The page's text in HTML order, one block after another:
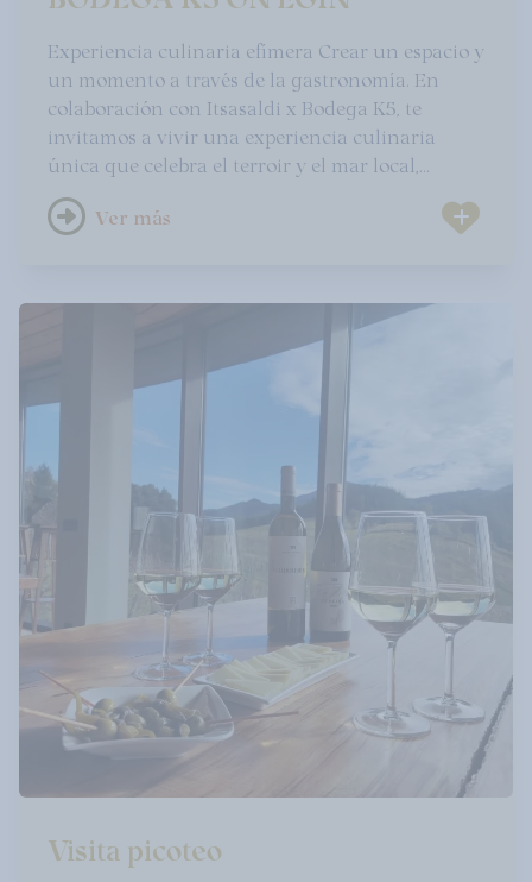
Experiencia culinaria efímera Crear un espacio y
un momento a través de la gastronomía. En
colaboración con Itsasaldi x Bodega K5, te
invitamos a vivir una experiencia culinaria
única que celebra el terroir y el mar local,
poniendo en valor la excelencia artesanal y el
producto de proximidad. Una selección de platos
forma a este encuentro. Más que una comida, es
una invitación a conectar: conectamos a las
personas creando tiempo y espacio a través de
aventuras culinarias. Cada experiencia nace de
una verdadera simbiosis entre nuestra cocina
artista, una bodega o un productor — dando
lugar a un diálogo vivo entre creatividad,
territorio y emoción. Un momento para
compartir, descubrir y encontrarse en un
entorno excepcional, abierto, inclusivo y lleno de
sensibilidad. 📅 Lunes 25 de mayo, 12:00 – 15:00
📍 Aia – País Vasco Plazas limitadas — reserva tu
lugar para esta experiencia única.
Ver más
Visita picoteo